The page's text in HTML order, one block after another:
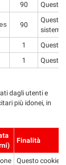
90 Questo
90
Questo
sistema
1
Questo
1 Questo
dagli utenti e
più idonei, in
Finalità
Questo cookie